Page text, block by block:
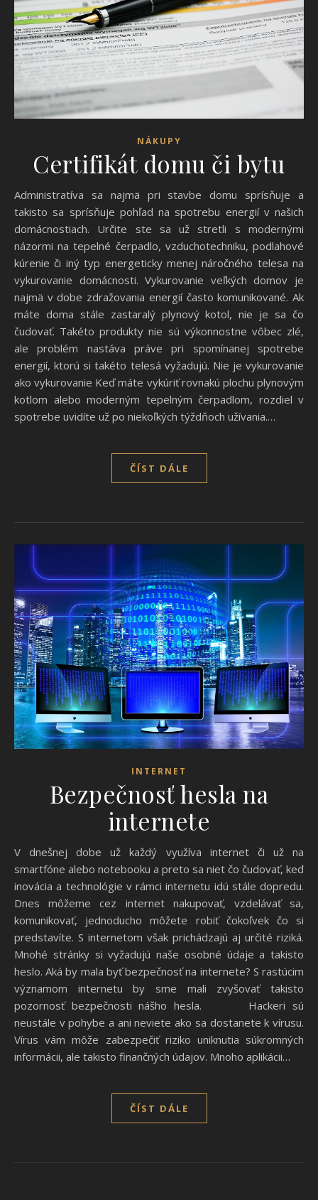
NÁKUPY
Certifikát domu či bytu
Administratíva sa najmä pri stavbe domu sprísňuje a
takisto sa sprísňuje pohľad na spotrebu energií v našich
domácnostiach. Určite ste sa už stretli s modernými
názormi na tepelné čerpadlo, vzduchotechniku, podlahové
kúrenie či iný typ energeticky menej náročného telesa na
vykurovanie domácnosti. Vykurovanie veľkých domov je
najmä v dobe zdražovania energií často komunikované. Ak
máte doma stále zastaralý plynový kotol, nie je sa čo
čudovať. Takéto produkty nie sú výkonnostne vôbec zlé,
ale problém nastáva práve pri spomínanej spotrebe
energií, ktorú si takéto telesá vyžadujú. Nie je vykurovanie
ako vykurovanie Keď máte vykúriť rovnakú plochu plynovým
kotlom alebo moderným tepelným čerpadlom, rozdiel v
spotrebe uvidíte už po niekoľkých týždňoch užívania.…
ČÍST DÁLE
INTERNET
Bezpečnosť hesla na
internete
V dnešnej dobe už každý využíva internet či už na
smartfóne alebo notebooku a preto sa niet čo čudovať, keď
inovácia a technológie v rámci internetu idú stále dopredu.
Dnes môžeme cez internet nakupovať, vzdelávať sa,
komunikovať, jednoducho môžete robiť čokoľvek čo si
predstavíte. S internetom však prichádzajú aj určité riziká.
Mnohé stránky si vyžadujú naše osobné údaje a takisto
heslo. Aká by mala byť bezpečnosť na internete? S rastúcim
významom internetu by sme mali zvyšovať takisto
pozornosť bezpečnosti nášho hesla. Hackeri sú
neustále v pohybe a ani neviete ako sa dostanete k vírusu.
Vírus vám môže zabezpečiť riziko uniknutia súkromných
informácii, ale takisto finančných údajov. Mnoho aplikácii…
ČÍST DÁLE